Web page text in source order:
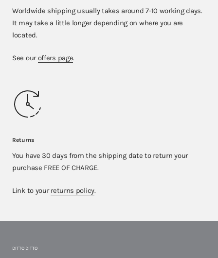
Worldwide shipping usually takes around 7-10 working days.
It may take a little longer depending on where you are
located.
See ouroffers page.
Returns
You have 30 days from the shipping date to return your
purchase FREE OF CHARGE.
Link to yourreturns policy.
DITTO DITTO